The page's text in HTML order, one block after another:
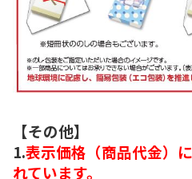
【その他】
1.表示価格（商品代金）
れています。